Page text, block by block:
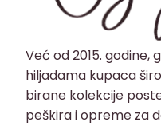
Već od 2015.
hiljadama kupaca
birane kolekcije
peškira i opreme za